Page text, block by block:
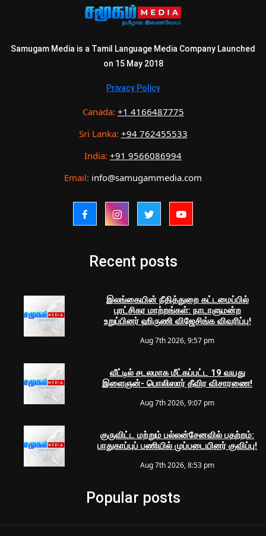
Samugam Media is a Tamil Language Media Company Launched
on 15 May 2018
Privacy Policy
Canada: +1 4166487775
Sri Lanka: +94 762455533
India: +91 9566086994
Email: info@samugammedia.com
Recent posts
இலங்கையின் நீதித்துறை கட்டமைப்பில்
புரட்சிகர மாற்றங்கள்: நாடாளுமன்ற
உறுப்பினர் ஹிருணி விஜேசிங்க விவரிப்பு!
Aug 7th 2026, 9:57 pm
வீட்டில் சடலமாக மீட்கப்பட்ட 19 வயது
இளைஞன்- பொலிஸார் தீவிர விசாரணை!
Aug 7th 2026, 9:07 pm
குருவிட்ட மற்றும் பல்லன்சேனவில் பதற்றம்:
பாதுகாப்புப் பணியில் முப்படையினர் குவிப்பு!
Aug 7th 2026, 8:53 pm
Popular posts